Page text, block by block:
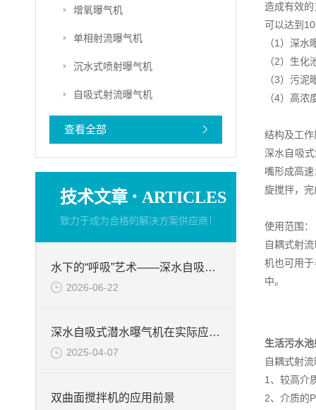
增氧曝气机
单相射流曝气机
沉水式喷射曝气机
自吸式射流曝气机
查看全部
技术文章 · ARTICLES
致力于成为合格的解决方案供应商！
水下的“呼吸”艺术——深水自吸式潜水曝气机的技术原理与核心优势
2026-06-22
深水自吸式潜水曝气机在实际应用场景中的性能优势
2025-04-07
双曲面搅拌机的应用前景
造成有效
可以达到
（1）深水
（2）生化
（3）污泥
（4）高
结构及工作
深水自吸
嘴形成高
旋搅拌，
使用范围：
自耦式射
机也可用
中。
生活污水
自耦式射
1、较高介
2、介质的